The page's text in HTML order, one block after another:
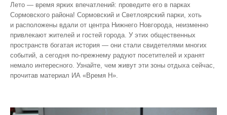
Лето — время ярких впечатлений: проведите его в парках
Сормовского района! Сормовский и Светлоярский парки, хоть
и расположены вдали от центра Нижнего Новгорода, неизменно
привлекают жителей и гостей города. У этих общественных
пространств богатая история — они стали свидетелями многих
событий, а сегодня по‑прежнему радуют посетителей и хранят
немало интересного. Узнайте, чем живут эти зоны отдыха сейчас,
прочитав материал ИА «Время Н».